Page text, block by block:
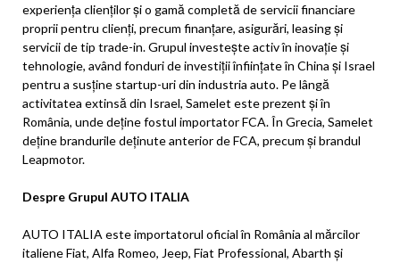
experiența clienților și o gamă completă de servicii financiare
proprii pentru clienți, precum finanțare, asigurări, leasing și
servicii de tip trade-in. Grupul investește activ în inovație și
tehnologie, având fonduri de investiții înființate în China și Israel
pentru a susține startup-uri din industria auto. Pe lângă
activitatea extinsă din Israel, Samelet este prezent și în
România, unde deține fostul importator FCA. În Grecia, Samelet
deține brandurile deținute anterior de FCA, precum și brandul
Leapmotor.
Despre Grupul AUTO ITALIA
AUTO ITALIA este importatorul oficial în România al mărcilor
italiene Fiat, Alfa Romeo, Jeep, Fiat Professional, Abarth și